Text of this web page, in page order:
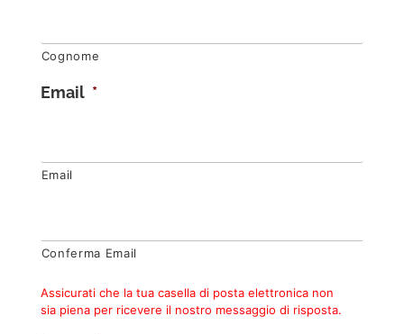
Cognome
Email *
Email
Conferma Email
Assicurati che la tua casella di posta elettronica non
sia piena per ricevere il nostro messaggio di risposta.